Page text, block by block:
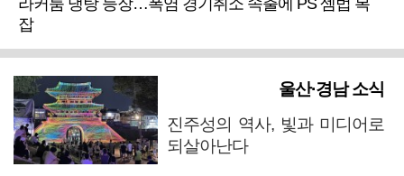
라커룸 냉탕 등장…폭염 경기취소 속출에 PS 셈법 복
잡
울산·경남 소식
진주성의 역사, 빛과 미디어로
되살아난다